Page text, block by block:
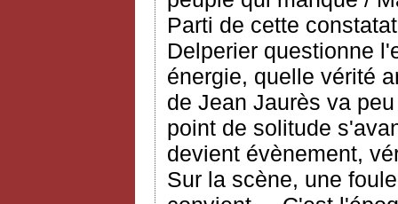
Parti de cette
Delperier questionne
énergie, quelle vérité
de Jean Jaurès va
point de solitude
devient évènement,
Sur la scène, une